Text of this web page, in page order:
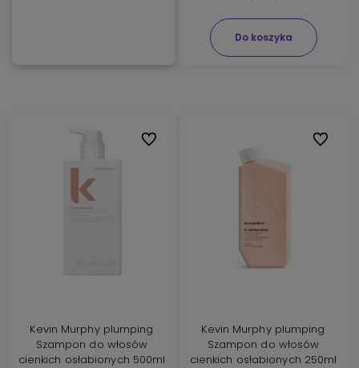
Do koszyka
Kevin Murphy plumping
Szampon do włosów
cienkich osłabionych 500ml
Do ulubionych
Kevin Murphy plumping
Szampon do włosów
cienkich osłabionych 250ml
Do